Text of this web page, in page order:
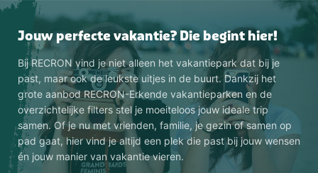
Jouw perfecte vakantie? Die begint hier!
Bij RECRON vind je niet alleen het vakantiepark dat bij je
past, maar ook de leukste uitjes in de buurt. Dankzij het
grote aanbod RECRON-Erkende vakantieparken en de
overzichtelijke filters stel je moeiteloos jouw ideale trip
samen. Of je nu met vrienden, familie, je gezin of samen op
pad gaat, hier vind je altijd een plek die past bij jouw wensen
én jouw manier van vakantie vieren.